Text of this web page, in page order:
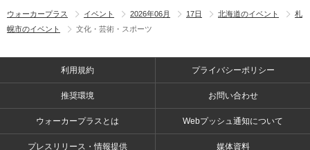
ウォーカープラス イベント 2026年06月 17日 北海道のイベント
札
幌市のイベント
文化・芸術・スポーツ
利用規約 プライバシーポリシー
推奨環境 お問い合わせ
ウォーカープラスとは Webプッシュ通知について
プレスリリース・情報提供 媒体資料